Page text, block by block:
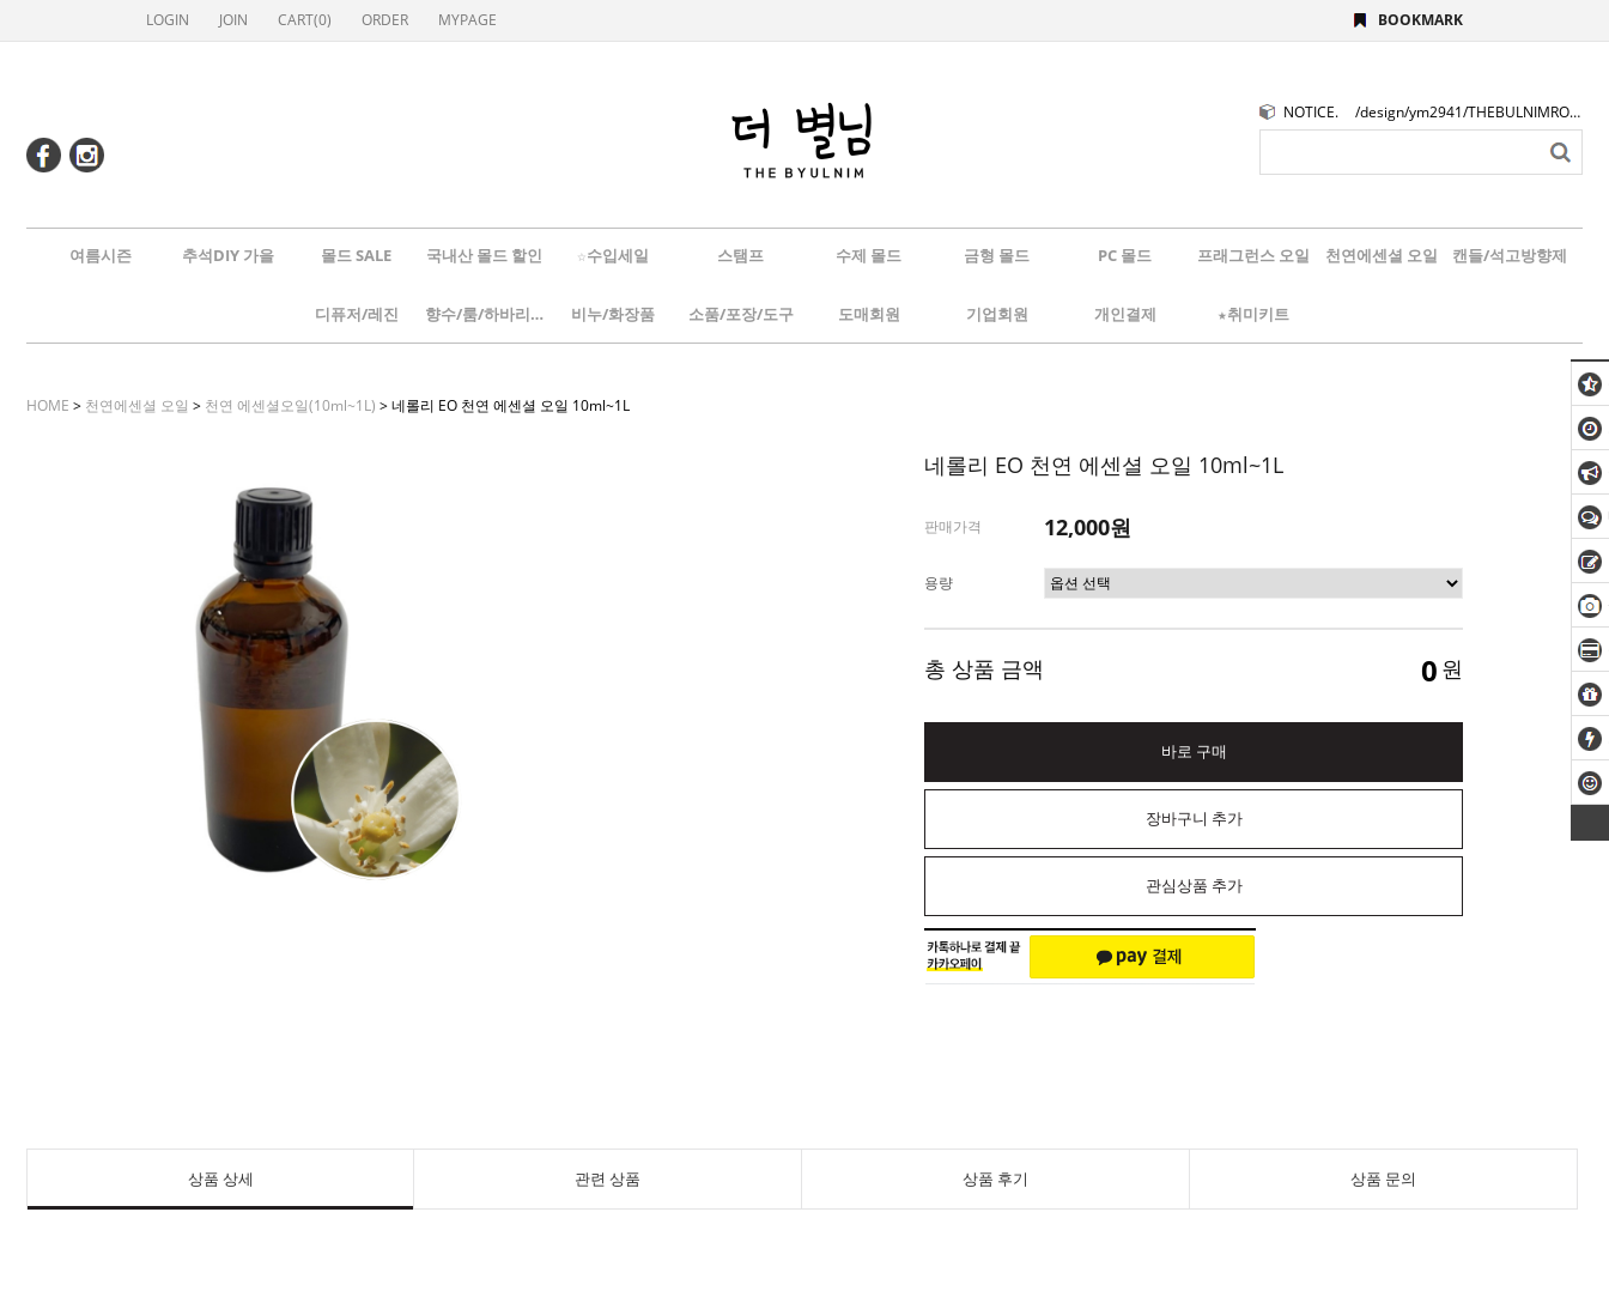
LOGIN JOIN CART(0) ORDER MYPAGE BOOKMARK
NOTICE. /design/ym2941/THEBULNIMROGO.png
여름시즌 추석DIY 가을 몰드 SALE 국내산 몰드 할인 ☆수입세일 스탬프 수제 몰드 금형 몰드 PC 몰드 프래그런스 오일 천연에센셜 오일 캔들/석고방향제
디퓨저/레진 향수/룸/하바리움 비누/화장품 소품/포장/도구 도매회원 기업회원 개인결제 ★취미키트
HOME > 천연에센셜 오일 > 천연 에센셜오일(10ml~1L) > 네롤리 EO 천연 에센셜 오일 10ml~1L
네롤리 EO 천연 에센셜 오일 10ml~1L
판매가격 12,000원
용량
총 상품 금액 0 원
바로 구매
장바구니 추가
관심상품 추가
상품 상세 관련 상품 상품 후기 상품 문의